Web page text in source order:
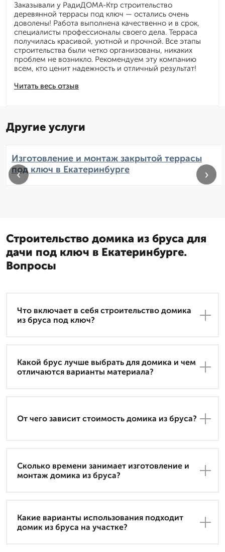
Читать весь отзыв
Заказывали у РадиДОМА-Ктр строительство
деревянной террасы под ключ — остались очень
доволены! Работа выполнена качественно и в срок,
специалисты профессионалы своего дела. Терраса
получилась красивой, уютной и прочной. Все этапы
строительства были четко организованы, никаких
проблем не возникло. Рекомендуем эту компанию
всем, кто ценит надежность и отличный результат!
Другие услуги
Изготовление и монтаж закрытой террасы
под ключ в Екатеринбурге
‹ ›
Строительство домика из бруса для
дачи под ключ в Екатеринбурге.
Вопросы
Что включает в себя строительство домика
из бруса под ключ?
Какой брус лучше выбрать для домика и чем
отличаются варианты материала?
От чего зависит стоимость домика из бруса?
Сколько времени занимает изготовление и
монтаж домика из бруса?
Какие варианты использования подходит
домик из бруса на участке?